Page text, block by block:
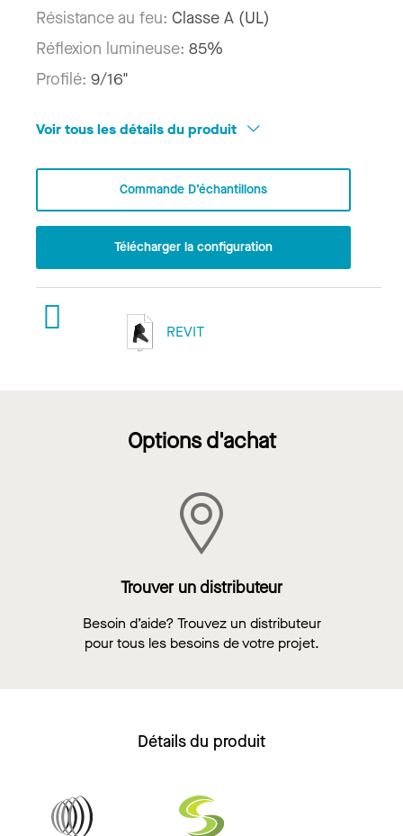
Résistance au feu: Classe A (UL)
Réflexion lumineuse: 85%
Profilé: 9/16"
Voir tous les détails du produit
Commande D’échantillons
Télécharger la configuration
REVIT
Options d'achat
Trouver un distributeur
Besoin d’aide? Trouvez un distributeur
pour tous les besoins de votre projet.
Détails du produit